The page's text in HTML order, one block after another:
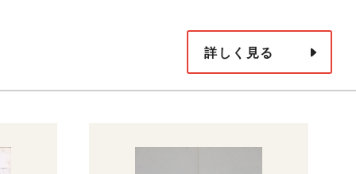
詳しく見る